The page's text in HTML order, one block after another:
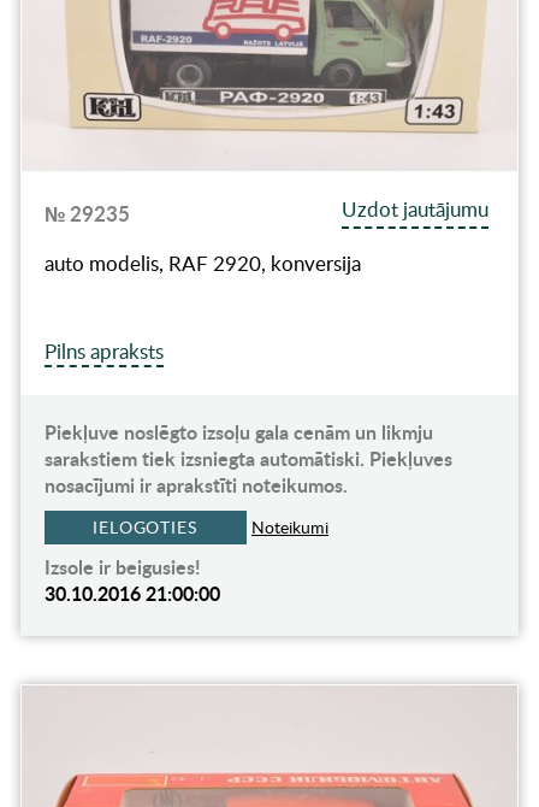
№ 29235
Uzdot jautājumu
auto modelis, RAF 2920, konversija
Pilns apraksts
Piekļuve noslēgto izsoļu gala cenām un likmju
sarakstiem tiek izsniegta automātiski. Piekļuves
nosacījumi ir aprakstīti noteikumos.
IELOGOTIES Noteikumi
Izsole ir beigusies!
30.10.2016 21:00:00